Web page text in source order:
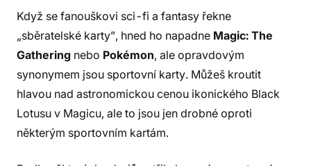
Když se fanouškovi sci-fi a fantasy řekne
„sběratelské karty”, hned ho napadne Magic: The
Gathering nebo Pokémon, ale opravdovým
synonymem jsou sportovní karty. Můžeš kroutit
hlavou nad astronomickou cenou ikonického Black
Lotusu v Magicu, ale to jsou jen drobné oproti
některým sportovním kartám.